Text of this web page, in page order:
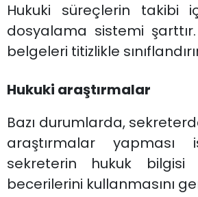
Hukuki süreçlerin takibi
dosyalama sistemi
belgeleri titizlikle
Hukuki araştırmalar
Bazı durumlarda,
araştırmalar yapması
sekreterin hukuk bilgisi
becerilerini kullanmasını